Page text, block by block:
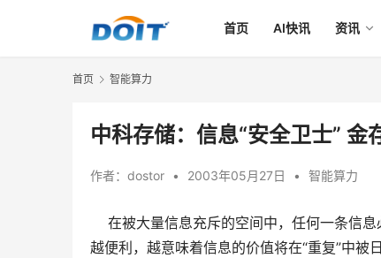
首页 AI快讯 资讯
首页 智能算力
中科存储：信息“安全卫士”
作者： dostor • 2003年05月27日 • 智能算力
在被大量信息充斥的空间中，任何一条信息
越便利，越意味着信息的价值将在“重复”中